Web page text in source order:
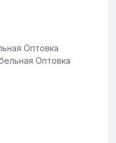
Оптовка